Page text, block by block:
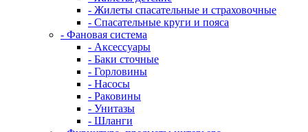
- Жилеты спасательные и страховочные
- Спасательные круги и пояса
- Фановая система
- Аксессуары
- Баки сточные
- Горловины
- Насосы
- Раковины
- Унитазы
- Шланги